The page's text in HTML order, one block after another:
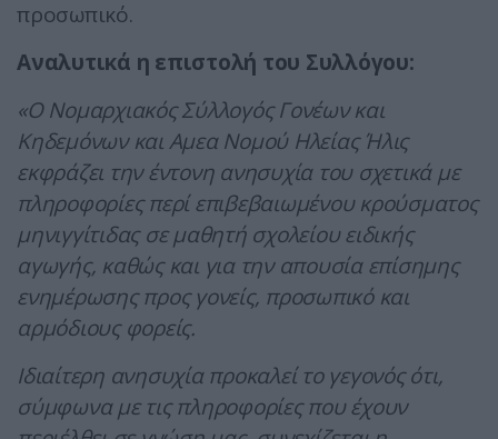
προσωπικό.
Αναλυτικά η επιστολή του Συλλόγου:
«Ο Νομαρχιακός Σύλλογός Γονέων και
Κηδεμόνων και Αμεα Νομού Ηλείας Ήλις
εκφράζει την έντονη ανησυχία του σχετικά με
πληροφορίες περί επιβεβαιωμένου κρούσματος
μηνιγγίτιδας σε μαθητή σχολείου ειδικής
αγωγής, καθώς και για την απουσία επίσημης
ενημέρωσης προς γονείς, προσωπικό και
αρμόδιους φορείς.
Ιδιαίτερη ανησυχία προκαλεί το γεγονός ότι,
σύμφωνα με τις πληροφορίες που έχουν